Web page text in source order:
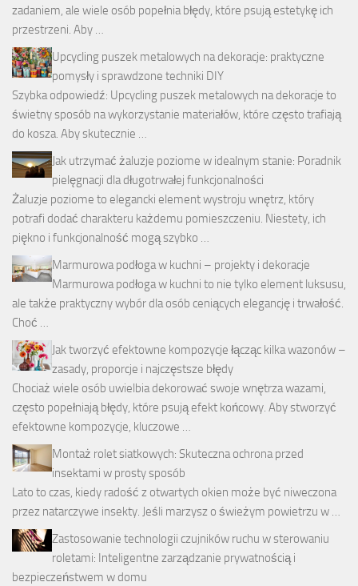
zadaniem, ale wiele osób popełnia błędy, które psują estetykę ich
przestrzeni. Aby …
Upcycling puszek metalowych na dekoracje: praktyczne
pomysły i sprawdzone techniki DIY
Szybka odpowiedź: Upcycling puszek metalowych na dekoracje to
świetny sposób na wykorzystanie materiałów, które często trafiają
do kosza. Aby skutecznie …
Jak utrzymać żaluzje poziome w idealnym stanie: Poradnik
pielęgnacji dla długotrwałej funkcjonalności
Żaluzje poziome to elegancki element wystroju wnętrz, który
potrafi dodać charakteru każdemu pomieszczeniu. Niestety, ich
piękno i funkcjonalność mogą szybko …
Marmurowa podłoga w kuchni – projekty i dekoracje
Marmurowa podłoga w kuchni to nie tylko element luksusu,
ale także praktyczny wybór dla osób ceniących elegancję i trwałość.
Choć …
Jak tworzyć efektowne kompozycje łącząc kilka wazonów –
zasady, proporcje i najczęstsze błędy
Chociaż wiele osób uwielbia dekorować swoje wnętrza wazami,
często popełniają błędy, które psują efekt końcowy. Aby stworzyć
efektowne kompozycje, kluczowe …
Montaż rolet siatkowych: Skuteczna ochrona przed
insektami w prosty sposób
Lato to czas, kiedy radość z otwartych okien może być niweczona
przez natarczywe insekty. Jeśli marzysz o świeżym powietrzu w …
Zastosowanie technologii czujników ruchu w sterowaniu
roletami: Inteligentne zarządzanie prywatnością i
bezpieczeństwem w domu